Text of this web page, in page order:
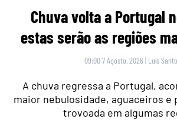
Chuva volta a Portugal
estas serão as regiões
09:00 7 Agosto, 2026 | Luís
A chuva regressa a Portugal,
maior nebulosidade, aguaceiros e
trovoada em algumas